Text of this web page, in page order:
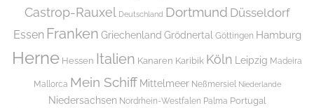
Castrop-Rauxel Deutschland Dortmund Düsseldorf
Essen Franken Griechenland Grödnertal Göttingen Hamburg
Herne Hessen Italien Kanaren Karibik Köln Leipzig Madeira
Mallorca Mein Schiff Mittelmeer Neßmersiel Niederlande
Niedersachsen Nordrhein-Westfalen Palma Portugal